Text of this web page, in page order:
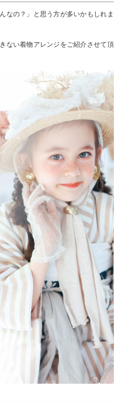
なの？」と思う方が多いかもしれま
ない着物アレンジをご紹介させて頂